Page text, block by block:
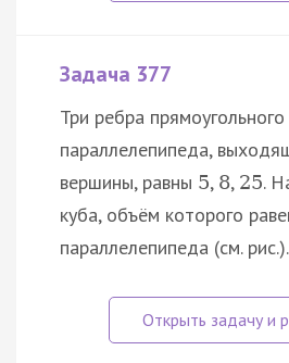
Задача 377
Три ребра прямоугольного
параллелепипеда,
вершины, равны 5, 8, 25.
куба, объём которого
параллелепипеда (см. рис.).